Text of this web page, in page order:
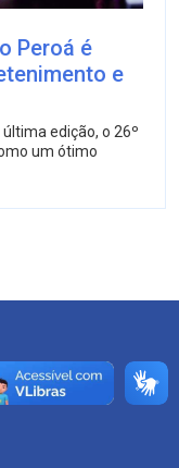
Peroá é
e
edição, o 26º
um ótimo